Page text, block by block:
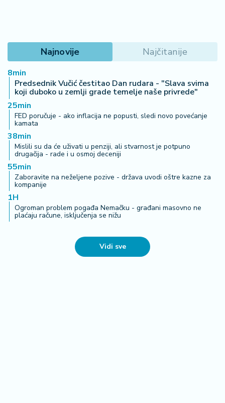
Najnovije Najčitanije
8min
Predsednik Vučić čestitao Dan rudara - "Slava svima
koji duboko u zemlji grade temelje naše privrede"
25min
FED poručuje - ako inflacija ne popusti, sledi novo povećanje
kamata
38min
Mislili su da će uživati u penziji, ali stvarnost je potpuno
drugačija - rade i u osmoj deceniji
55min
Zaboravite na neželjene pozive - država uvodi oštre kazne za
kompanije
1H
Ogroman problem pogađa Nemačku - građani masovno ne
plaćaju račune, isključenja se nižu
Vidi sve